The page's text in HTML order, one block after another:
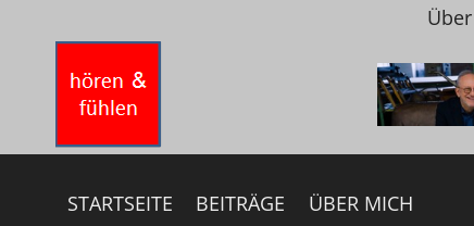
springen
STARTSEITE BEITRÄGE ÜBER MICH